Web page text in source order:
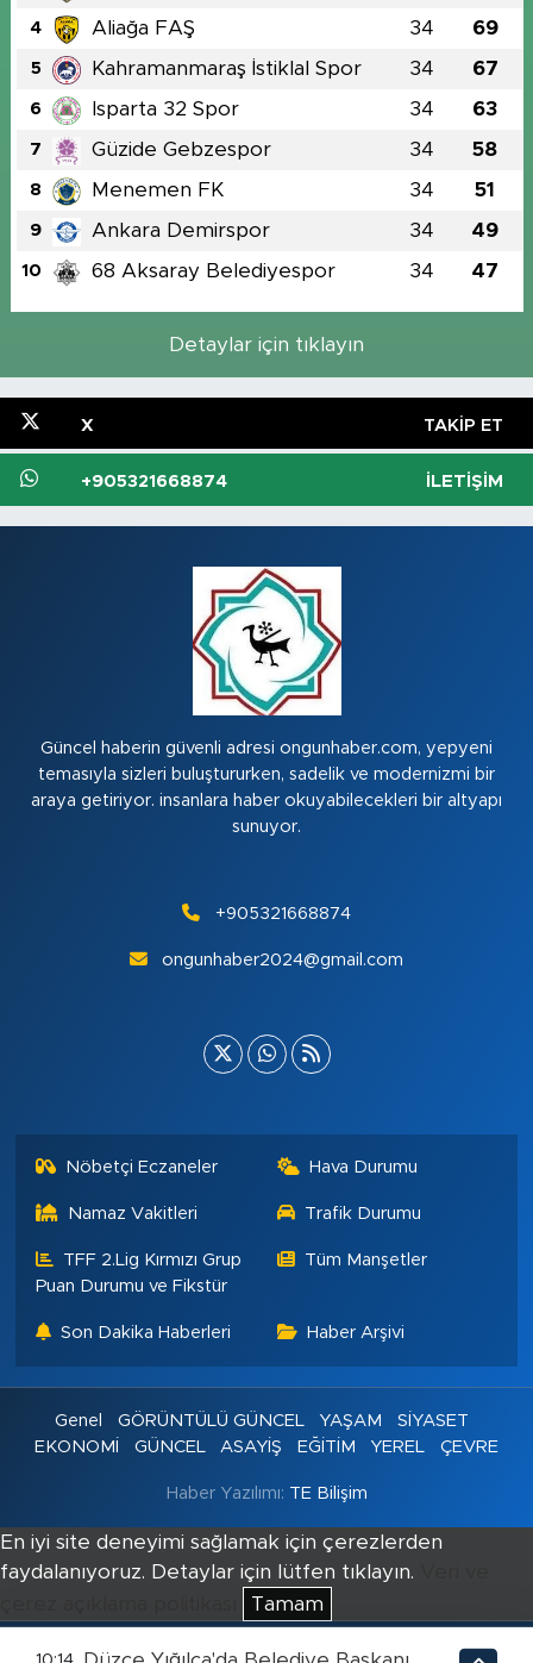
4 Aliağa FAŞ 34 69
5 Kahramanmaraş İstiklal Spor 34 67
6 Isparta 32 Spor 34 63
7 Güzide Gebzespor 34 58
8 Menemen FK 34 51
9 Ankara Demirspor 34 49
10 68 Aksaray Belediyespor 34 47
Detaylar için tıklayın
X TAKIP ET
+905321668874 İLETIŞIM
Güncel haberin güvenli adresi ongunhaber.com, yepyeni
temasıyla sizleri buluştururken, sadelik ve modernizmi bir
araya getiriyor. insanlara haber okuyabilecekleri bir altyapı
sunuyor.
+905321668874
ongunhaber2024@gmail.com
Nöbetçi Eczaneler Hava Durumu
Namaz Vakitleri Trafik Durumu
TFF 2.Lig Kırmızı Grup
Puan Durumu ve Fikstür
Tüm Manşetler
Son Dakika Haberleri Haber Arşivi
Genel GÖRÜNTÜLÜ GÜNCEL YAŞAM
SİYASET
EKONOMİ
GÜNCEL ASAYİŞ EĞİTİM YEREL ÇEVRE
Haber Yazılımı: TE Bilişim
En iyi site deneyimi sağlamak için çerezlerden
faydalanıyoruz. Detaylar için lütfen tıklayın.
Tamam
10:14